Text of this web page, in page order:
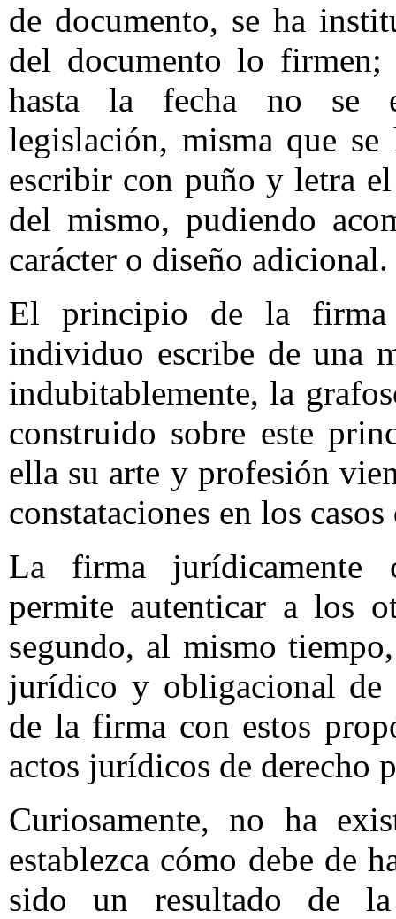
de documento, se ha
del documento lo
hasta la fecha no se
legislación, misma que
escribir con puño y letra
del mismo, pudiendo
carácter o diseño adicional.
El principio de la firma
individuo escribe de una
indubitablemente, la
construido sobre este
ella su arte y profesión
constataciones en los
La firma jurídicamente
permite autenticar a los
segundo, al mismo
jurídico y obligacional de
de la firma con estos
actos jurídicos de derecho
Curiosamente, no ha
establezca cómo debe de
sido un resultado de